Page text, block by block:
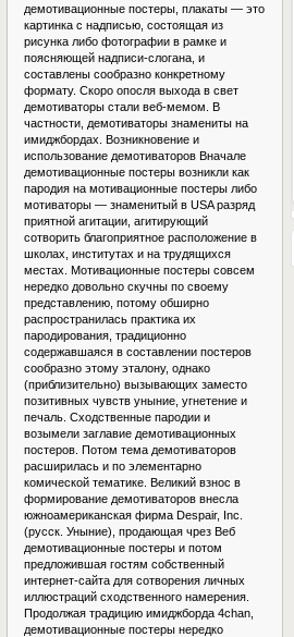
демотивационные постеры, плакаты — это
картинка с надписью, состоящая из
рисунка либо фотографии в рамке и
поясняющей надписи-слогана, и
составлены сообразно конкретному
формату. Скоро опосля выхода в свет
демотиваторы стали веб-мемом. В
частности, демотиваторы знамениты на
имиджбордах. Возникновение и
использование демотиваторов Вначале
демотивационные постеры возникли как
пародия на мотивационные постеры либо
мотиваторы — знаменитый в USA разряд
приятной агитации, агитирующий
сотворить благоприятное расположение в
школах, институтах и на трудящихся
местах. Мотивационные постеры совсем
нередко довольно скучны по своему
представлению, потому обширно
распространилась практика их
пародирования, традиционно
содержавшаяся в составлении постеров
сообразно этому эталону, однако
(приблизительно) вызывающих заместо
позитивных чувств уныние, угнетение и
печаль. Сходственные пародии и
возымели заглавие демотивационных
постеров. Потом тема демотиваторов
расширилась и по элементарно
комической тематике. Великий взнос в
формирование демотиваторов внесла
южноамериканская фирма Despair, Inc.
(русск. Уныние), продающая чрез Веб
демотивационные постеры и потом
предложившая гостям собственный
интернет-сайта для сотворения личных
иллюстраций сходственного намерения.
Продолжая традицию имиджборда 4chan,
демотивационные постеры нередко